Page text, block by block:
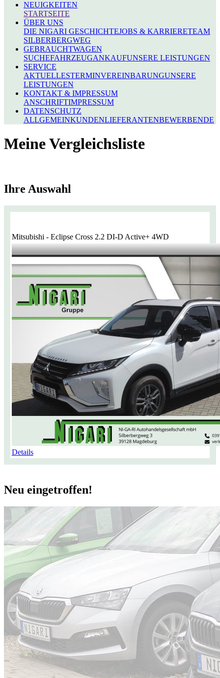
NEUIGKEITEN
STARTSEITE
ÜBER UNS
DIE NIGARI GESCHICHTEJOBS & KARRIERETEAM
SILBERBERGWEG
GEBRAUCHTWAGEN
SUCHEFAHRZEUGANKAUFUNSERE LEISTUNGEN
SERVICE
AKTUELLESTERMINVEREINBARUNGUNSERE
LEISTUNGEN
KONTAKT & IMPRESSUM
ANSCHRIFTIMPRESSUM
DATENSCHUTZ
ALLGEMEINKUNDENLIEFERANTENBEWERBENDE
Meine Vergleichsliste
Ihre Auswahl
Mitsubishi - Eclipse Cross 2.2 DI-D Active+ 4WD
Details
Neu eingetroffen!